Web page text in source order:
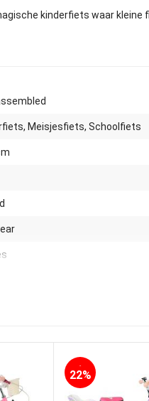
kinderfiets waar kleine
Meisjesfiets, Schoolfiets
-
22%